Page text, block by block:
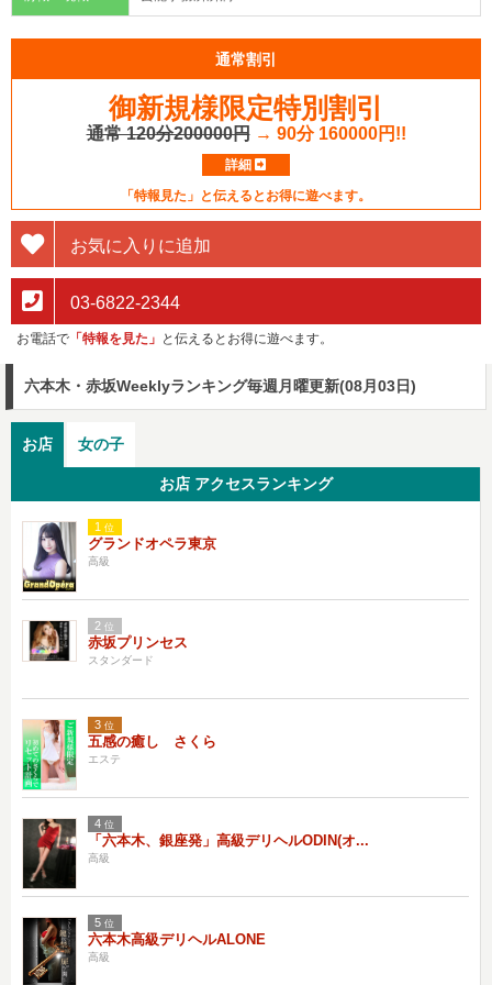
通常割引
御新規様限定特別割引
通常 120分200000円 → 90分 160000円!!
詳細
「特報見た」と伝えるとお得に遊べます。
お気に入りに追加
03-6822-2344
お電話で 「特報を見た」 と伝えるとお得に遊べます。
六本木・赤坂Weeklyランキング毎週月曜更新(08月03日)
お店 女の子
お店 アクセスランキング
1 位
グランドオペラ東京
高級
2 位
赤坂プリンセス
スタンダード
3 位
五感の癒し さくら
エステ
4 位
「六本木、銀座発」高級デリヘルODIN(オ...
高級
5 位
六本木高級デリヘルALONE
高級